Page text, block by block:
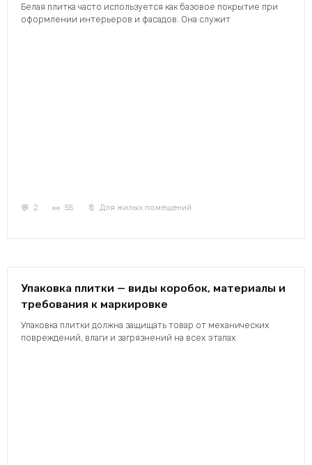
Белая плитка часто используется как базовое покрытие при
оформлении интерьеров и фасадов. Она служит
2 55 Для жилых помещений
Упаковка плитки — виды коробок, материалы и
требования к маркировке
Упаковка плитки должна защищать товар от механических
повреждений, влаги и загрязнений на всех этапах